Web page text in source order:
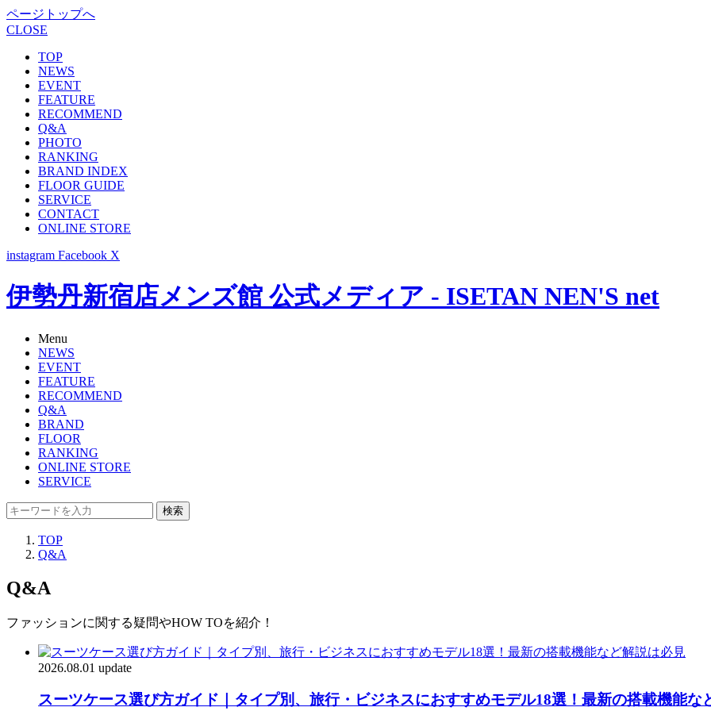
ページトップへ
CLOSE
TOP
NEWS
EVENT
FEATURE
RECOMMEND
Q&A
PHOTO
RANKING
BRAND INDEX
FLOOR GUIDE
SERVICE
CONTACT
ONLINE STORE
instagram Facebook X
伊勢丹新宿店メンズ館 公式メディア - ISETAN NEN'S net
Menu
NEWS
EVENT
FEATURE
RECOMMEND
Q&A
BRAND
FLOOR
RANKING
ONLINE STORE
SERVICE
検索
TOP
Q&A
Q&A
ファッションに関する疑問やHOW TOを紹介！
2026.08.01 update
スーツケース選び方ガイド｜タイプ別、旅行・ビジネスにおすすめモデル18選！最新の搭載機能な